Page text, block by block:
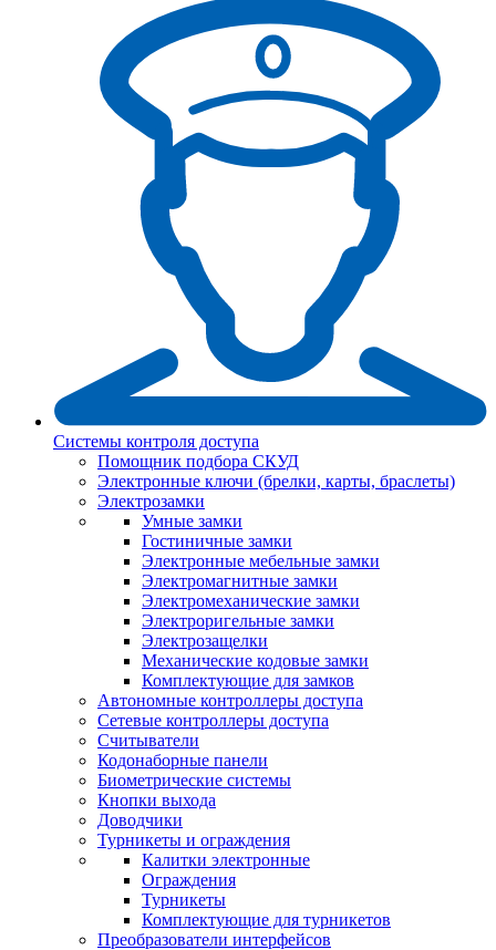
Системы контроля доступа
Помощник подбора СКУД
Электронные ключи (брелки, карты, браслеты)
Электрозамки
Умные замки
Гостиничные замки
Электронные мебельные замки
Электромагнитные замки
Электромеханические замки
Электроригельные замки
Электрозащелки
Механические кодовые замки
Комплектующие для замков
Автономные контроллеры доступа
Сетевые контроллеры доступа
Считыватели
Кодонаборные панели
Биометрические системы
Кнопки выхода
Доводчики
Турникеты и ограждения
Калитки электронные
Ограждения
Турникеты
Комплектующие для турникетов
Преобразователи интерфейсов